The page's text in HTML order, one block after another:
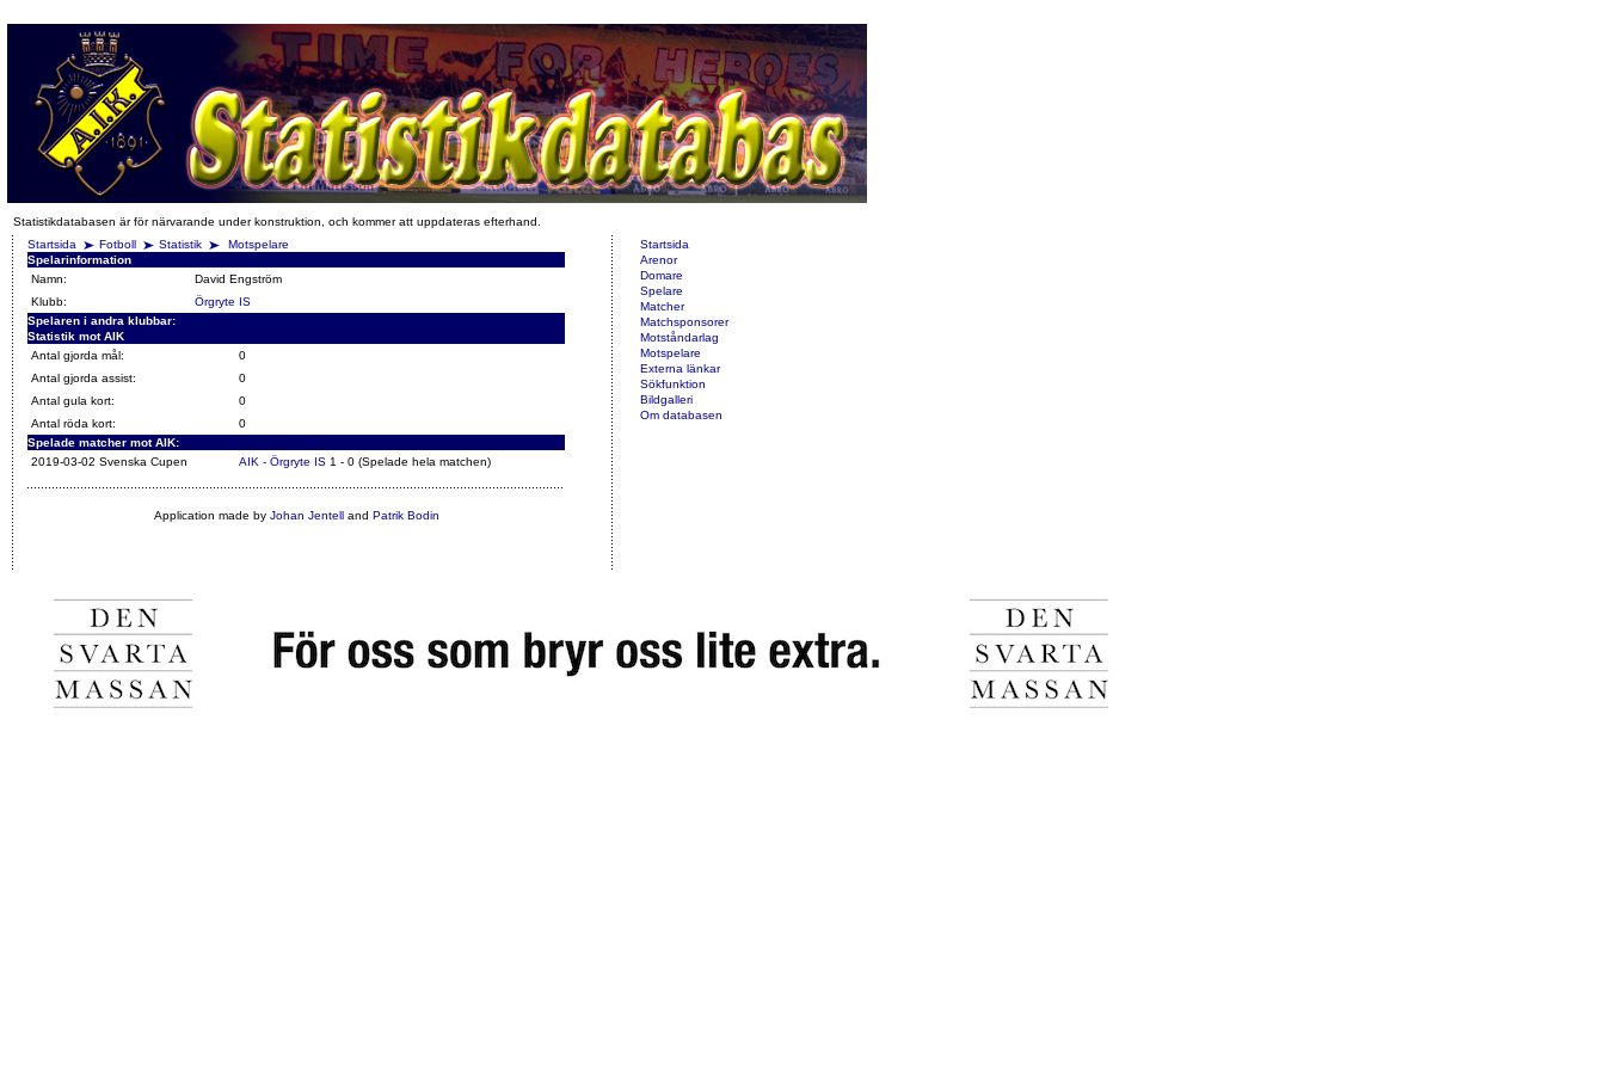
Statistikdatabasen är för närvarande under konstruktion, och kommer att uppdateras efterhand.
Startsida
Fotboll Statistik
Motspelare
Spelarinformation
Namn:
David Engström
Klubb:
Örgryte IS
Spelaren i andra klubbar:
Statistik mot AIK
Antal gjorda mål:
0
Antal gjorda assist:
0
Antal gula kort:
0
Antal röda kort:
0
Spelade matcher mot AIK:
2019-03-02 Svenska Cupen
AIK - Örgryte IS 1 - 0 (Spelade hela matchen)
Application made by Johan Jentelland Patrik Bodin
Startsida
Arenor
Domare
Spelare
Matcher
Matchsponsorer
Motståndarlag
Motspelare
Externa länkar
Sökfunktion
Bildgalleri
Om databasen